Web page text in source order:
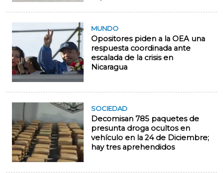
MUNDO
Opositores piden a la OEA una
respuesta coordinada ante
escalada de la crisis en
Nicaragua
SOCIEDAD
Decomisan 785 paquetes de
presunta droga ocultos en
vehículo en la 24 de Diciembre;
hay tres aprehendidos